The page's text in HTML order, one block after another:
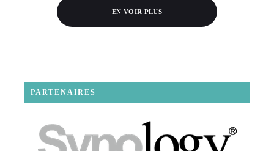
EN VOIR PLUS
PARTENAIRES